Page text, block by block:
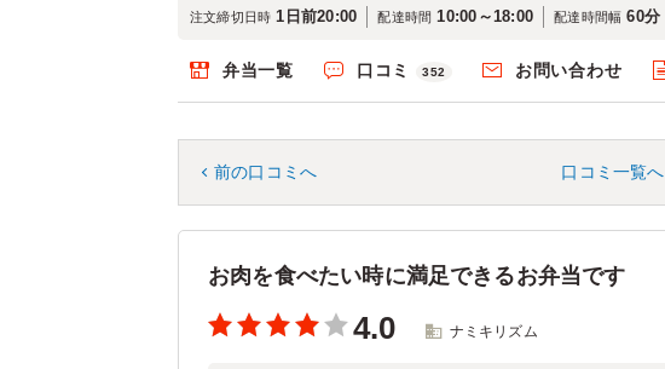
注文締切日時 1日前20:00 配達時間 10:00～18:00 配達時間幅 60分
弁当一覧 口コミ 352 お問い合わせ
前の口コミへ 口コミ一覧へ
お肉を食べたい時に満足できるお弁当です
4.0 ナミキリズム